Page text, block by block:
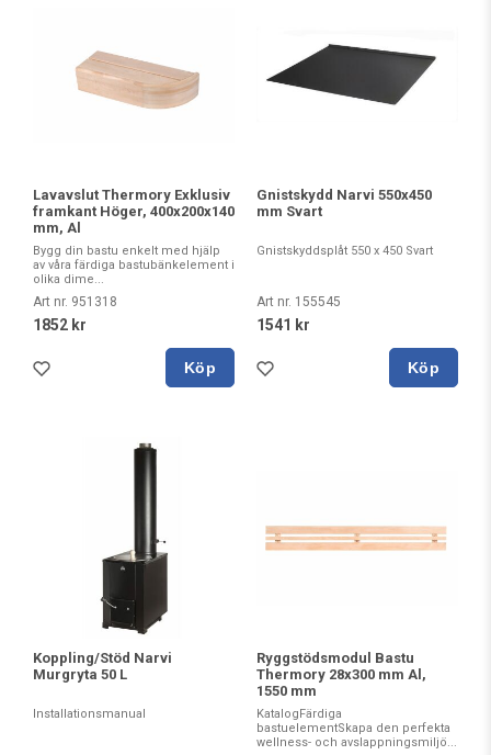
Lavavslut Thermory Exklusiv
framkant Höger, 400x200x140
mm, Al
Bygg din bastu enkelt med hjälp
av våra färdiga bastubänkelement i
olika dime...
Art nr. 951318
1852 kr
Köp
Gnistskydd Narvi 550x450
mm Svart
Gnistskyddsplåt 550 x 450 Svart
Art nr. 155545
1541 kr
Köp
Koppling/Stöd Narvi
Murgryta 50 L
Installationsmanual
Ryggstödsmodul Bastu
Thermory 28x300 mm Al,
1550 mm
KatalogFärdiga
bastuelementSkapa den perfekta
wellness- och avslappningsmiljö...